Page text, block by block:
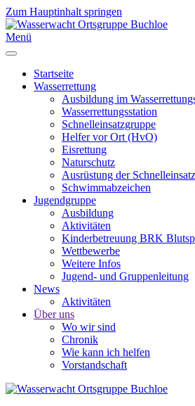
Zum Hauptinhalt springen
Menü
Startseite
Wasserrettung
Ausbildung im
Wasserrettungsstation
Schnelleinsatzgruppe
Helfer vor Ort (HvO)
Eisrettung
Naturschutz
Ausrüstung der
Schwimmabzeichen
Jugendgruppe
Ausbildung
Aktivitäten
Kinderbetreuung BRK
Wettbewerbe
Weitere Infos
Jugend- und Gruppenleitung
News
Aktivitäten
Über uns
Wo wir sind
Chronik
Wie kann ich helfen
Vorstandschaft